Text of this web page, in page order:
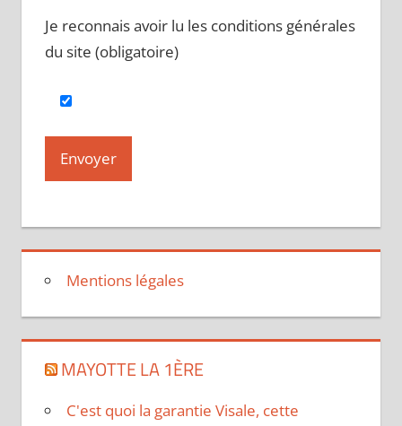
Je reconnais avoir lu les conditions générales
du site (obligatoire)
Mentions légales
MAYOTTE LA 1ÈRE
C'est quoi la garantie Visale, cette